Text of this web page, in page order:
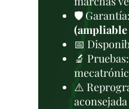
🛡️ Garantía:
(ampliable
📅
🔬
⚠️